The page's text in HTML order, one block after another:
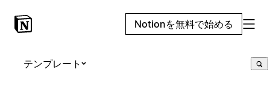
Notionを無料で始める
テンプレート